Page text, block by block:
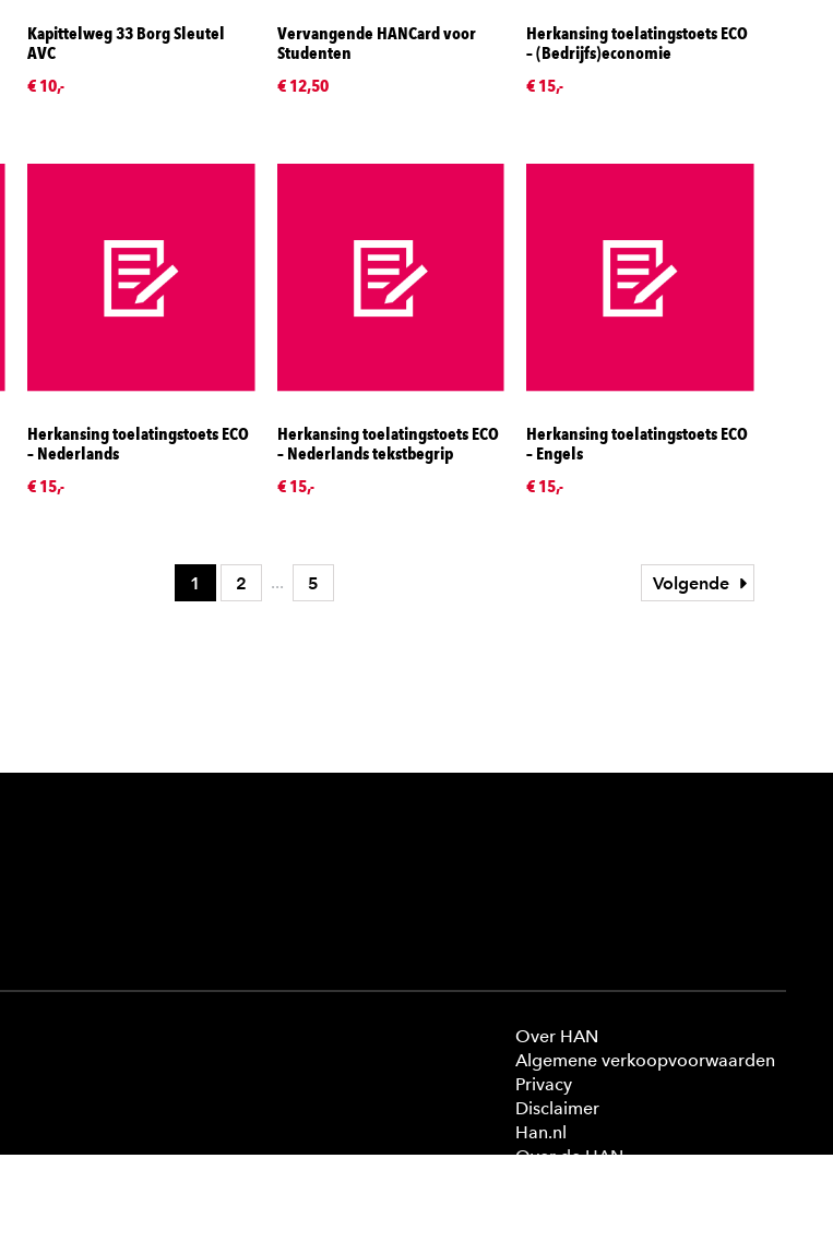
Kapittelweg 33 Borg Sleutel
AVC
€ 10,-
Vervangende HANCard voor
Studenten
€ 12,50
Herkansing toelatingstoets ECO
– (Bedrijfs)economie
€ 15,-
Herkansing toelatingstoets ECO
– Nederlands
€ 15,-
Herkansing toelatingstoets ECO
– Nederlands tekstbegrip
€ 15,-
Herkansing toelatingstoets ECO
– Engels
€ 15,-
Volgende
1 2 ... 5
Over HAN
Algemene verkoopvoorwaarden
Privacy
Disclaimer
Han.nl
Over de HAN